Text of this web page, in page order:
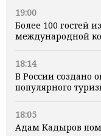
19:00
Более 100 гостей
международной
18:14
В России создано
популярного
18:05
Адам Кадыров